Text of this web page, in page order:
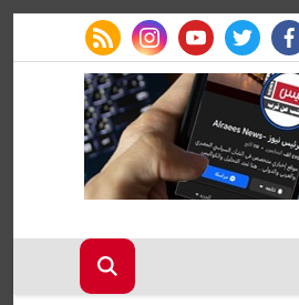
facebook
twitter
youtube
instagram
rss feed